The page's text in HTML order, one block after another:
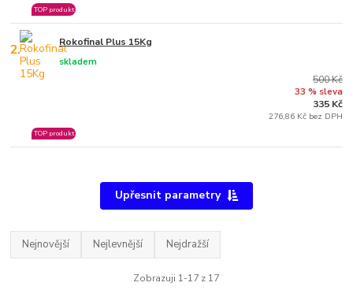
TOP produkt
2. Rokofinal Plus 15Kg
skladem
TOP produkt
500 Kč
33 % sleva
335 Kč
276,86 Kč bez DPH
Upřesnit parametry
Nejnovější Nejlevnější Nejdražší
Zobrazuji 1-17 z 17